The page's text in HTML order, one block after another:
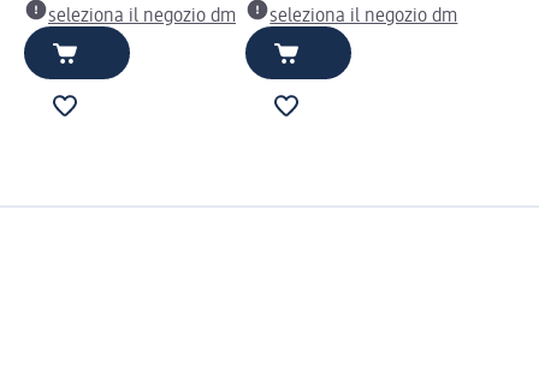
seleziona il negozio dm
seleziona il negozio dm